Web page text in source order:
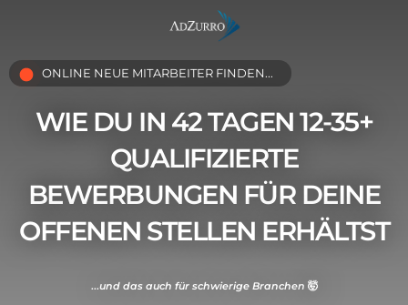
ONLINE NEUE MITARBEITER FINDEN...
WIE DU IN 42 TAGEN 12-35+
QUALIFIZIERTE
BEWERBUNGEN FÜR DEINE
OFFENEN STELLEN ERHÄLTST
...und das auch für schwierige Branchen 🤯